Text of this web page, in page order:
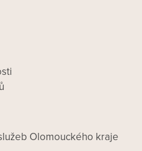
Olomouckého kraje